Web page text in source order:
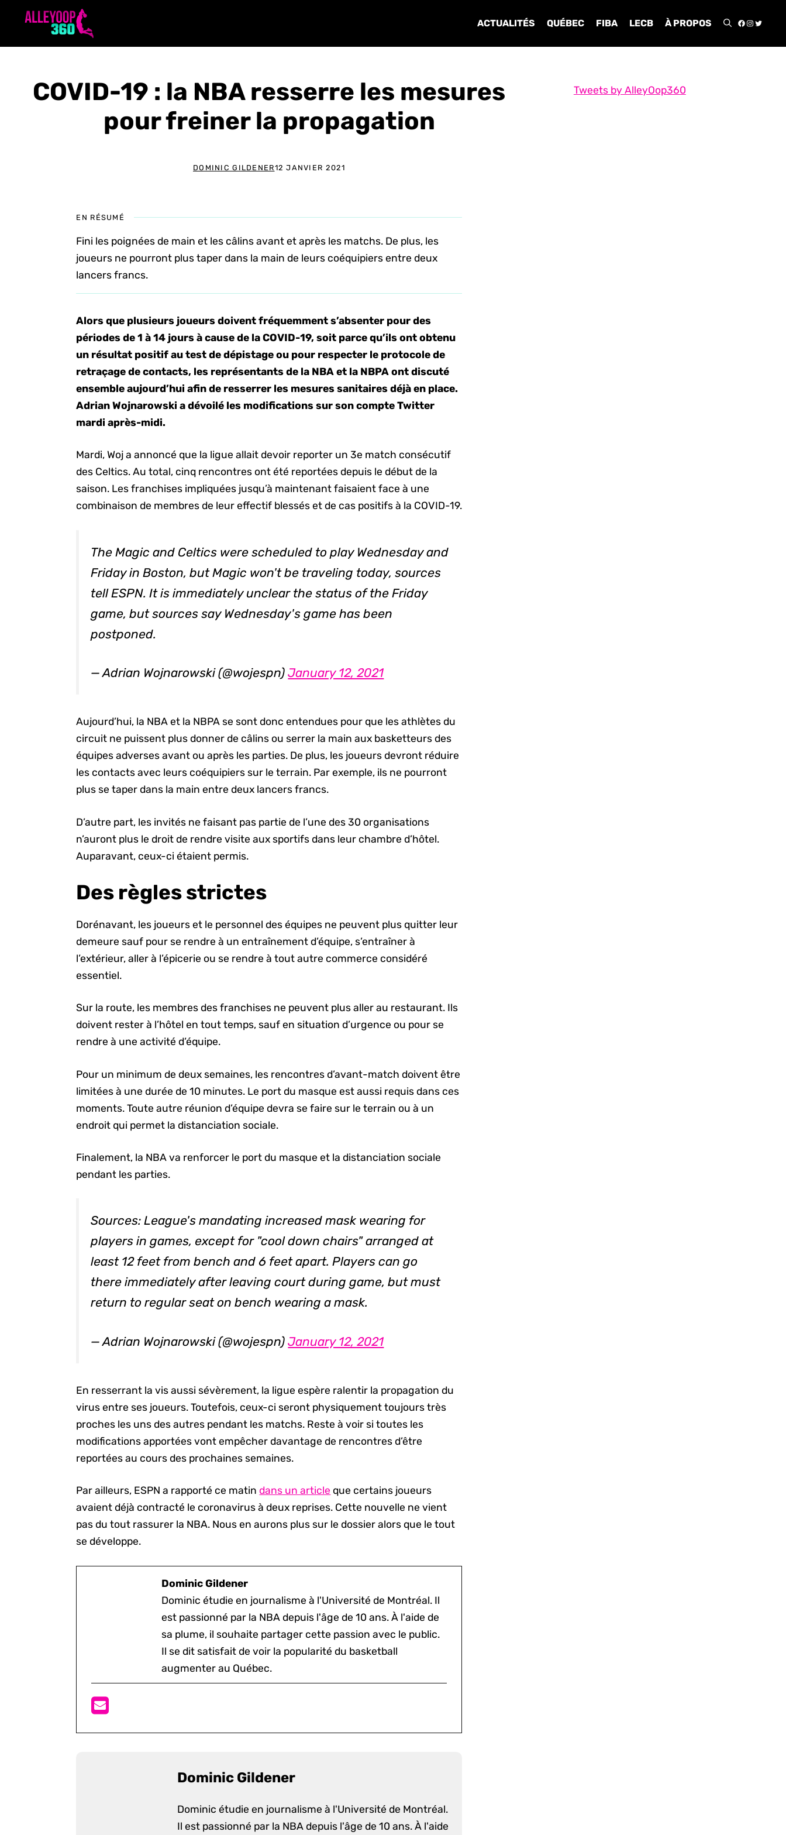
ACTUALITÉS QUÉBEC FIBA LECB À PROPOS
COVID-19 : la NBA resserre les mesures
pour freiner la propagation
DOMINIC GILDENER12 JANVIER 2021
EN RÉSUMÉ
Fini les poignées de main et les câlins avant et après les matchs. De plus, les
joueurs ne pourront plus taper dans la main de leurs coéquipiers entre deux
lancers francs.
Alors que plusieurs joueurs doivent fréquemment s’absenter pour des
périodes de 1 à 14 jours à cause de la COVID-19, soit parce qu’ils ont obtenu
un résultat positif au test de dépistage ou pour respecter le protocole de
retraçage de contacts, les représentants de la NBA et la NBPA ont discuté
ensemble aujourd’hui afin de resserrer les mesures sanitaires déjà en place.
Adrian Wojnarowski a dévoilé les modifications sur son compte Twitter
mardi après-midi.
Mardi, Woj a annoncé que la ligue allait devoir reporter un 3e match consécutif
des Celtics. Au total, cinq rencontres ont été reportées depuis le début de la
saison. Les franchises impliquées jusqu’à maintenant faisaient face à une
combinaison de membres de leur effectif blessés et de cas positifs à la COVID-19.
The Magic and Celtics were scheduled to play Wednesday and
Friday in Boston, but Magic won't be traveling today, sources
tell ESPN. It is immediately unclear the status of the Friday
game, but sources say Wednesday's game has been
postponed.
— Adrian Wojnarowski (@wojespn)January 12, 2021
Aujourd’hui, la NBA et la NBPA se sont donc entendues pour que les athlètes du
circuit ne puissent plus donner de câlins ou serrer la main aux basketteurs des
équipes adverses avant ou après les parties. De plus, les joueurs devront réduire
les contacts avec leurs coéquipiers sur le terrain. Par exemple, ils ne pourront
plus se taper dans la main entre deux lancers francs.
D’autre part, les invités ne faisant pas partie de l’une des 30 organisations
n’auront plus le droit de rendre visite aux sportifs dans leur chambre d’hôtel.
Auparavant, ceux-ci étaient permis.
Des règles strictes
Dorénavant, les joueurs et le personnel des équipes ne peuvent plus quitter leur
demeure sauf pour se rendre à un entraînement d’équipe, s’entraîner à
l’extérieur, aller à l’épicerie ou se rendre à tout autre commerce considéré
essentiel.
Sur la route, les membres des franchises ne peuvent plus aller au restaurant. Ils
doivent rester à l’hôtel en tout temps, sauf en situation d’urgence ou pour se
rendre à une activité d’équipe.
Pour un minimum de deux semaines, les rencontres d’avant-match doivent être
limitées à une durée de 10 minutes. Le port du masque est aussi requis dans ces
moments. Toute autre réunion d’équipe devra se faire sur le terrain ou à un
endroit qui permet la distanciation sociale.
Finalement, la NBA va renforcer le port du masque et la distanciation sociale
pendant les parties.
Sources: League's mandating increased mask wearing for
players in games, except for "cool down chairs" arranged at
least 12 feet from bench and 6 feet apart. Players can go
there immediately after leaving court during game, but must
return to regular seat on bench wearing a mask.
— Adrian Wojnarowski (@wojespn)January 12, 2021
En resserrant la vis aussi sévèrement, la ligue espère ralentir la propagation du
virus entre ses joueurs. Toutefois, ceux-ci seront physiquement toujours très
proches les uns des autres pendant les matchs. Reste à voir si toutes les
modifications apportées vont empêcher davantage de rencontres d’être
reportées au cours des prochaines semaines.
Par ailleurs, ESPN a rapporté ce matindans un article que certains joueurs
avaient déjà contracté le coronavirus à deux reprises. Cette nouvelle ne vient
pas du tout rassurer la NBA. Nous en aurons plus sur le dossier alors que le tout
se développe.
Dominic Gildener
Dominic étudie en journalisme à l'Université de Montréal. Il
est passionné par la NBA depuis l'âge de 10 ans. À l'aide de
sa plume, il souhaite partager cette passion avec le public.
Il se dit satisfait de voir la popularité du basketball
augmenter au Québec.
Dominic Gildener
Dominic étudie en journalisme à l'Université de Montréal.
Il est passionné par la NBA depuis l'âge de 10 ans. À l'aide
Tweets by AlleyOop360